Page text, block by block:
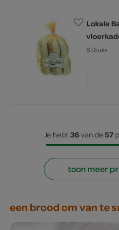
Lokale
6 Stuks
Je hebt 36 van de 57
toon meer
een brood om van te